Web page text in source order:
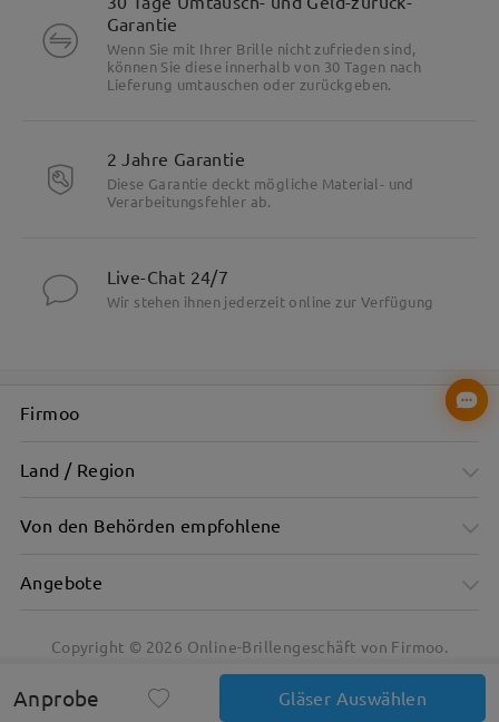
Produktbeschreibung
Anprobe Gläser Auswählen
Garantie
Wenn Sie mit Ihrer Brille nicht zufrieden sind,
können Sie diese innerhalb von 30 Tagen nach
Lieferung umtauschen oder zurückgeben.
2 Jahre Garantie
Diese Garantie deckt mögliche Material- und
Verarbeitungsfehler ab.
Live-Chat 24/7
Wir stehen ihnen jederzeit online zur Verfügung
Firmoo
Land / Region
Von den Behörden empfohlene
Angebote
Copyright © 2026 Online-Brillengeschäft von Firmoo.